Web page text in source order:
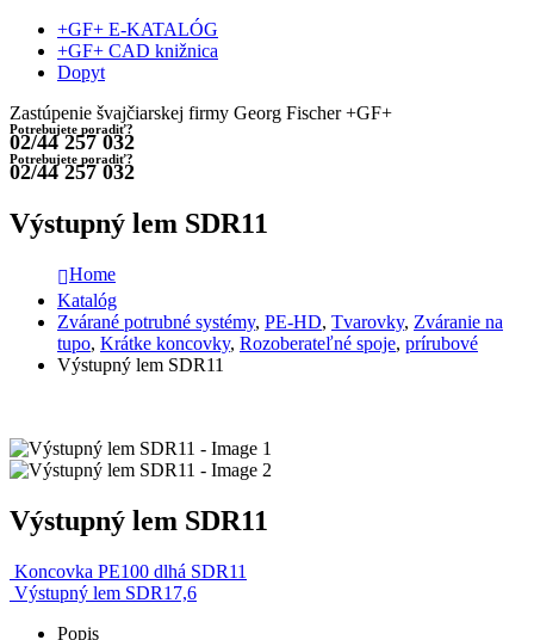
+GF+ E-KATALÓG
+GF+ CAD knižnica
Dopyt
Zastúpenie švajčiarskej firmy Georg Fischer +GF+
Potrebujete poradiť?
02/44 257 032
Potrebujete poradiť?
02/44 257 032
Výstupný lem SDR11
Home
Katalóg
Zvárané potrubné systémy, PE-HD, Tvarovky, Zváranie na
tupo, Krátke koncovky, Rozoberateľné spoje, prírubové
Výstupný lem SDR11
Výstupný lem SDR11
Koncovka PE100 dlhá SDR11
Výstupný lem SDR17,6
Popis